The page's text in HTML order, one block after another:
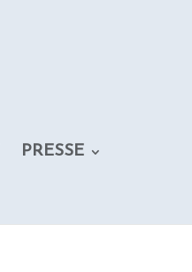
PRESSE